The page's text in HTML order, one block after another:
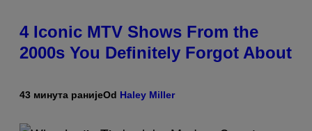
4 Iconic MTV Shows From the
2000s You Definitely Forgot About
43 минута ранијеOd Haley Miller